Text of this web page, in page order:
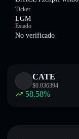
Ticker
LGM
Estado
No verificado
CATE
$0.036394
58.58%